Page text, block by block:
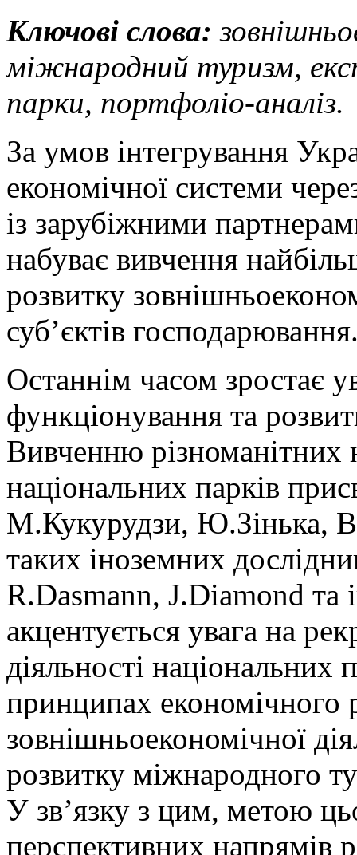
Ключові слова:
міжнародний туризм,
парки, портфоліо-аналіз.
За умов інтегрування
економічної системи
із зарубіжними
набуває вивчення
розвитку
суб’єктів
Останнім часом зростає
функціонування та
Вивченню різноманітних
національних парків
М.Кукурудзи, Ю.Зінька,
таких іноземних
R.Dasmann, J.Diamond та
акцентується увага на
діяльності національних
принципах економічного
зовнішньоекономічної
розвитку міжнародного
У зв’язку з цим, метою
перспективних напрямів